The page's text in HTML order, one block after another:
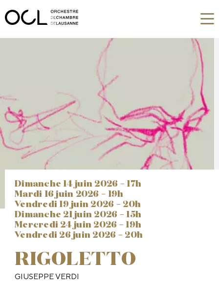
dimanche 14 juin 2026 –17h
mardi 16 juin 2026 – 19h
vendredi 19 juin 2026 – 20h
dimanche 21 juin 2026 –15h
mercredi 24 juin 2026 –19h
vendredi 26 juin 2026 – 20h
RIGOLETTO
GIUSEPPE VERDI